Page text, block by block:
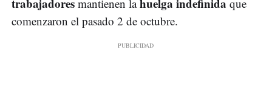
trabajadores mantienen lahuelga indefinida que
comenzaron el pasado 2 de octubre.